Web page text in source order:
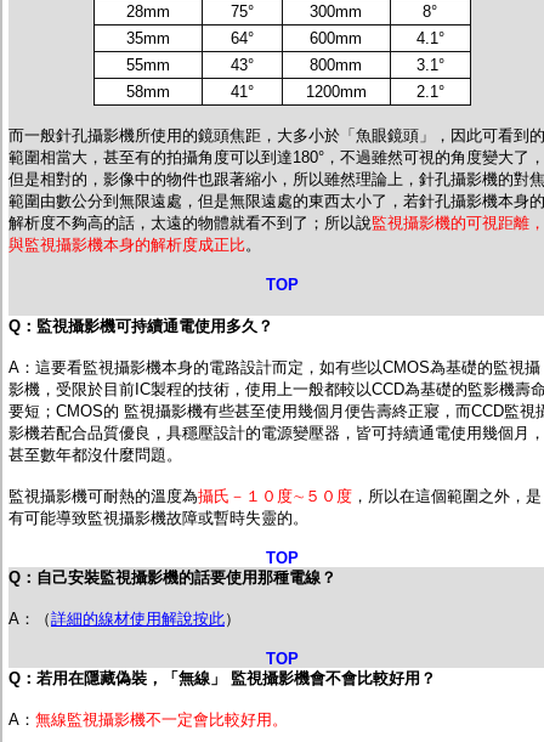
28mm
75° 300mm
8°
35mm
64° 600mm
4.1°
55mm
43° 800mm
3.1°
58mm
41° 1200mm 2.1°
而一般針孔攝影機所使用的鏡頭焦距，大多小於「魚眼鏡頭」，因此可看到的
範圍相當大，甚至有的拍攝角度可以到達180° ，不過雖然可視的角度變大了，
但是相對的，影像中的物件也跟著縮小，所以雖然理論上，針孔攝影機的對焦
範圍由數公分到無限遠處，但是無限遠處的東西太小了，若針孔攝影機本身的
解析度不夠高的話，太遠的物體就看不到了；所以說監視攝影機的可視距離，
與監視攝影機本身的解析度成正比。
TOP
Q： 監視攝影機可持續通電使用多久？
A：這要看監視攝影機本身的電路設計而定，如有些以CMOS為基礎的監視攝
影機，受限於目前IC製程的技術，使用上一般都較以CCD為基礎的監影機壽
要短；CMOS的 監視攝影機有些甚至使用幾個月便告壽終正寢，而CCD監視
影機若配合品質優良，具穩壓設計的電源變壓器，皆可持續通電使用幾個月，
甚至數年都沒什麼問題。
監視攝影機可耐熱的溫度為攝氏－１０度∼５０度 ，所以在這個範圍之外，是
有可能導致監視攝影機故障或暫時失靈的。
TOP
Q：自己安裝監視攝影機的話要使用那種電線？
A：（詳細的線材使用解說按此）
TOP
Q：若用在隱藏偽裝，「無線」 監視攝影機會不會比較好用？
A： 無線監視攝影機不一定會比較好用。